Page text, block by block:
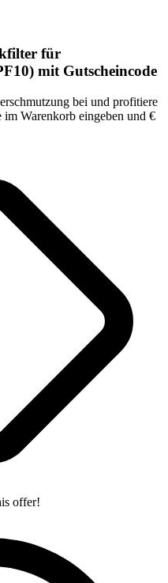
für
mit Gutscheincode
bei und profitiere
Warenkorb eingeben und €
offer!